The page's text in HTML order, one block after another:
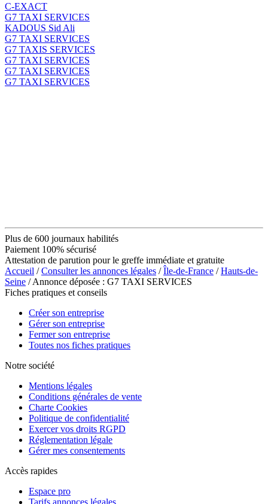
C-EXACT
G7 TAXI SERVICES
KADOUS Sid Ali
G7 TAXI SERVICES
G7 TAXIS SERVICES
G7 TAXI SERVICES
G7 TAXI SERVICES
G7 TAXI SERVICES
Plus de 600 journaux habilités
Paiement 100% sécurisé
Attestation de parution pour le greffe immédiate et gratuite
Accueil /Consulter les annonces légales /Île-de-France /Hauts-de-
Seine / Annonce déposée : G7 TAXI SERVICES
Fiches pratiques et conseils
Créer son entreprise
Gérer son entreprise
Fermer son entreprise
Toutes nos fiches pratiques
Notre société
Mentions légales
Conditions générales de vente
Charte Cookies
Politique de confidentialité
Exercer vos droits RGPD
Réglementation légale
Gérer mes consentements
Accès rapides
Espace pro
Tarifs annonces légales